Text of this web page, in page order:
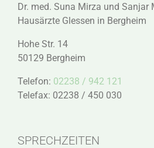
Dr. med. Suna Mirza und Sanjar
Hausärzte Glessen in Bergheim
Hohe Str. 14
50129 Bergheim
Telefon: 02238 / 942 121
Telefax: 02238 / 450 030
SPRECHZEITEN